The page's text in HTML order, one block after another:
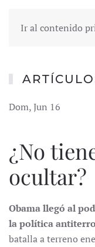
Ir al contenido
Dom, Jun 16
¿No
ocultar?
Obama llegó al
la política
batalla a terreno